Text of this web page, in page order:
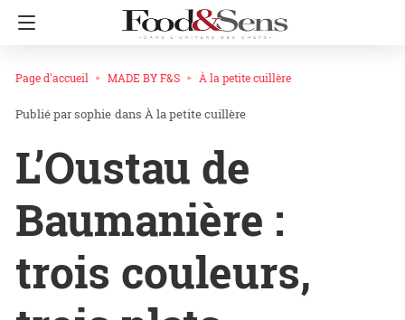
Page d'accueil MADE BY F&S À la petite cuillère
sophie dans À la petite cuillère
L’Oustau de
Baumanière :
trois couleurs,